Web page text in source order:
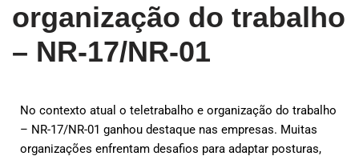
organização do trabalho
– NR-17/NR-01
No contexto atual o teletrabalho e organização do trabalho
– NR-17/NR-01 ganhou destaque nas empresas. Muitas
organizações enfrentam desafios para adaptar posturas,